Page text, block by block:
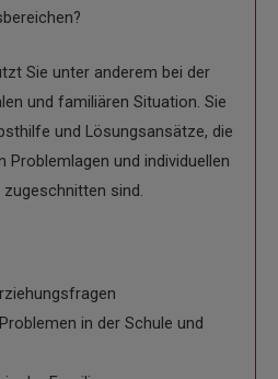
Sie unter anderem bei der
und familiären Situation. Sie
und Lösungsansätze, die
Problemlagen und individuellen
sind.
in der Schule und